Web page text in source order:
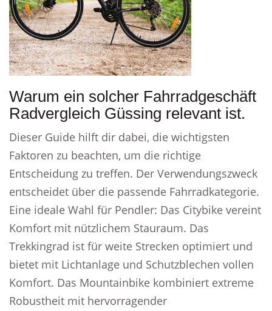
Warum ein solcher Fahrradgeschäft
Radvergleich Güssing relevant ist.
Dieser Guide hilft dir dabei, die wichtigsten
Faktoren zu beachten, um die richtige
Entscheidung zu treffen. Der Verwendungszweck
entscheidet über die passende Fahrradkategorie.
Eine ideale Wahl für Pendler: Das Citybike vereint
Komfort mit nützlichem Stauraum. Das
Trekkingrad ist für weite Strecken optimiert und
bietet mit Lichtanlage und Schutzblechen vollen
Komfort. Das Mountainbike kombiniert extreme
Robustheit mit hervorragender